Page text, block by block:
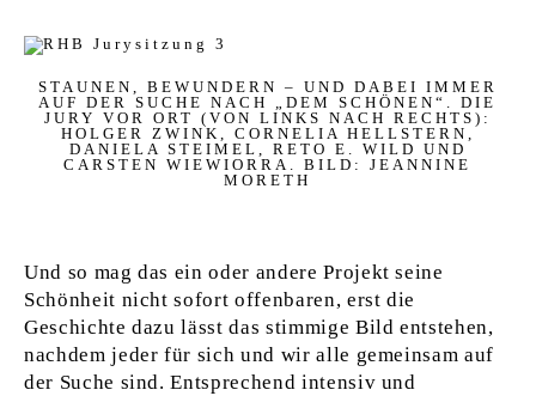
STAUNEN, BEWUNDERN – UND DABEI IMMER
AUF DER SUCHE NACH „DEM SCHÖNEN“. DIE
JURY VOR ORT (VON LINKS NACH RECHTS):
HOLGER ZWINK, CORNELIA HELLSTERN,
DANIELA STEIMEL, RETO E. WILD UND
CARSTEN WIEWIORRA. BILD: JEANNINE
MORETH
Und so mag das ein oder andere Projekt seine
Schönheit nicht sofort offenbaren, erst die
Geschichte dazu lässt das stimmige Bild entstehen,
nachdem jeder für sich und wir alle gemeinsam auf
der Suche sind. Entsprechend intensiv und